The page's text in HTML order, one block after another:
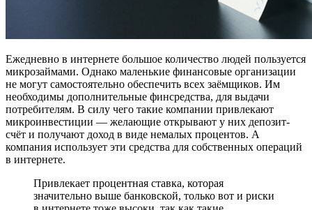
Ежедневно в интернете большое количество людей пользуется
микрозаймами. Однако маленькие финансовые организации
не могут самостоятельно обеспечить всех заёмщиков. Им
необходимы дополнительные финсредства, для выдачи
потребителям. В силу чего такие компании привлекают
микроинвестиции — желающие открывают у них депозит-
счёт и получают доход в виде немалых процентов. А
компания использует эти средства для собственных операций
в интернете.
Привлекает процентная ставка, которая
значительно выше банковской, только вот и риски